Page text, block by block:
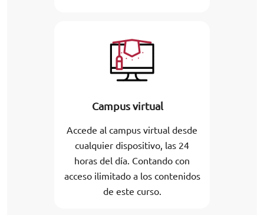
Campus virtual
Accede al campus virtual desde
cualquier dispositivo, las 24
horas del día. Contando con
acceso ilimitado a los contenidos
de este curso.